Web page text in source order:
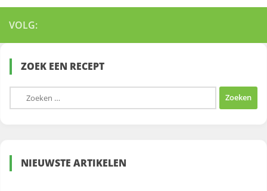
VOLG:
ZOEK EEN RECEPT
Zoeken
naar:
NIEUWSTE ARTIKELEN